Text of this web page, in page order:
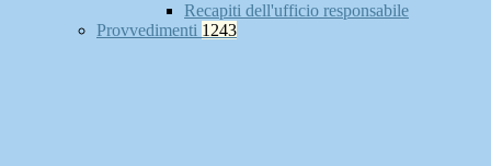
Recapiti dell'ufficio responsabile
Provvedimenti 1243